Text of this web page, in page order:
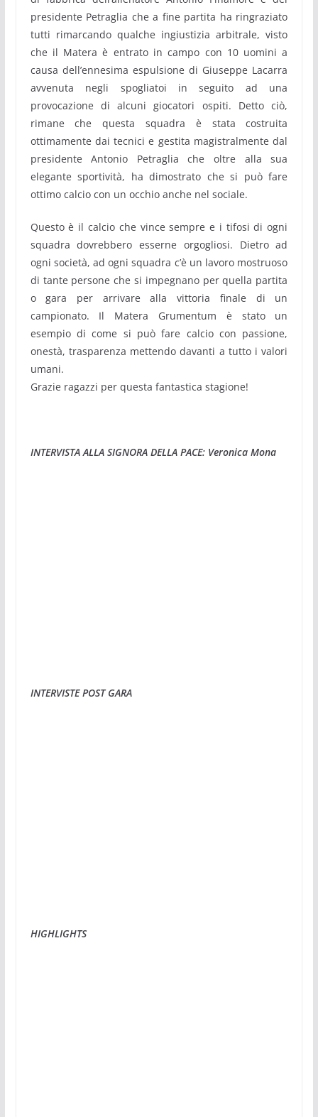
presidente Petraglia che a fine partita ha ringraziato
tutti rimarcando qualche ingiustizia arbitrale, visto
che il Matera è entrato in campo con 10 uomini a
causa dell’ennesima espulsione di Giuseppe Lacarra
avvenuta negli spogliatoi in seguito ad una
provocazione di alcuni giocatori ospiti. Detto ciò,
rimane che questa squadra è stata costruita
ottimamente dai tecnici e gestita magistralmente dal
presidente Antonio Petraglia che oltre alla sua
elegante sportività, ha dimostrato che si può fare
ottimo calcio con un occhio anche nel sociale.
Questo è il calcio che vince sempre e i tifosi di ogni
squadra dovrebbero esserne orgogliosi. Dietro ad
ogni società, ad ogni squadra c’è un lavoro mostruoso
di tante persone che si impegnano per quella partita
o gara per arrivare alla vittoria finale di un
campionato. Il Matera Grumentum è stato un
esempio di come si può fare calcio con passione,
onestà, trasparenza mettendo davanti a tutto i valori
umani.
Grazie ragazzi per questa fantastica stagione!
INTERVISTA ALLA SIGNORA DELLA PACE: Veronica Mona
INTERVISTE POST GARA
HIGHLIGHTS